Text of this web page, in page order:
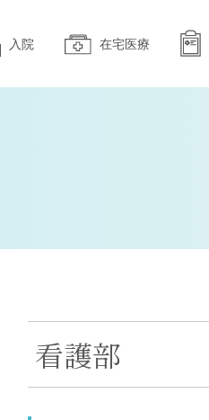
入院 在宅医療
看護部